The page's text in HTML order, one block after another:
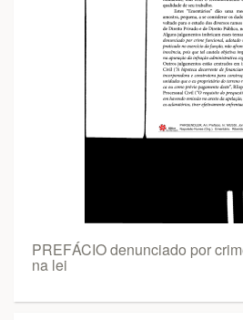
PREFÁCIO denunciado por
na lei